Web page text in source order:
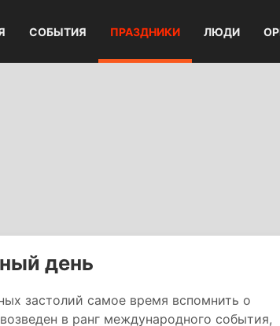
СОБЫТИЯ ПРАЗДНИКИ ЛЮДИ
день
застолий самое время вспомнить о
в ранг международного события,